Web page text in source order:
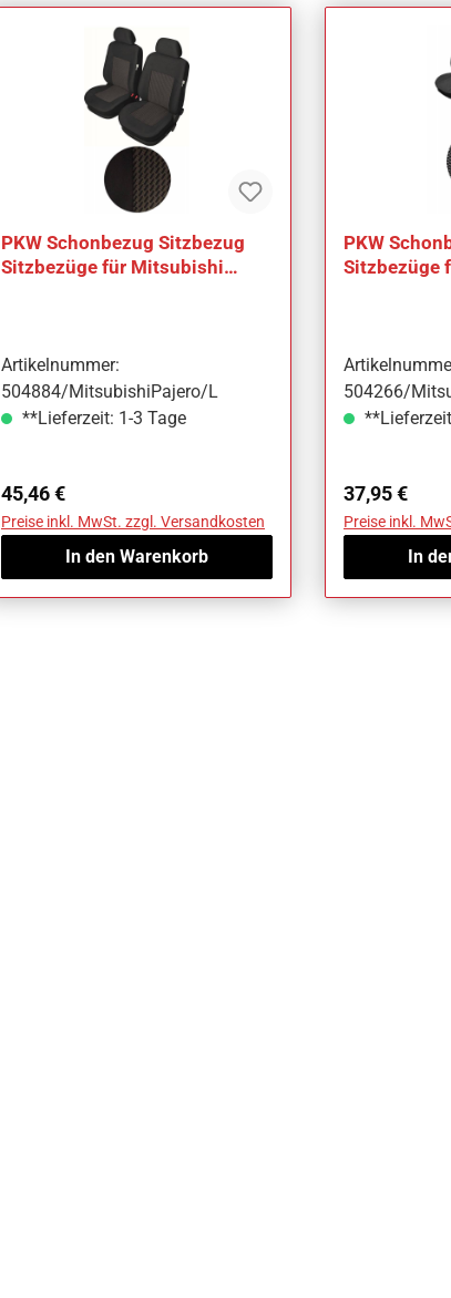
PKW Schonbezug Sitzbezug
Sitzbezüge für Mitsubishi
Artikelnummer:
504884/MitsubishiPajero/L
**Lieferzeit: 1-3 Tage
Regulärer Preis:
45,46 €
Preise inkl. MwSt. zzgl. Versandkosten
In den Warenkorb
PKW
Sitzbezüge
504266/
Regulärer
37,95 €
Preise inkl.
In